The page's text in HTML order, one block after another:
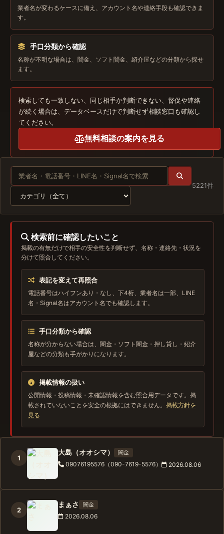
業者名が変わるケースに備え、アカウント名や連絡手段も確認できま
す。
手口分類から確認
名称が不明な場合は、闇金、ソフト闇金、紹介屋などの分類から探せ
ます。
検索しても一致しない、同じ相手か判断できない、督促や連絡
が続く場合は、データベースだけで判断せず相談窓口も確認し
てください。
無料相談の案内を見る
5221件
検索前に確認したいこと
掲載の有無だけで相手の安全性を判断せず、名称・連絡先・状況を
分けて照合してください。
表記を変えて再照合
電話番号はハイフンあり・なし、下4桁、業者名は一部、LINE
名・Signal名はアカウント名でも確認します。
手口分類から確認
名称が分からない場合は、闇金・ソフト闇金・押し貸し・紹介
屋などの分類も手がかりになります。
掲載情報の扱い
公開情報・投稿情報・未確認情報を含む照合用データです。掲
載されていないことを安全の根拠にはできません。 掲載方針を
見る
1
大島（オオシマ） 闇金
09076195576（090-7619-5576） 2026.08.06
2
まぁさ 闇金
2026.08.06